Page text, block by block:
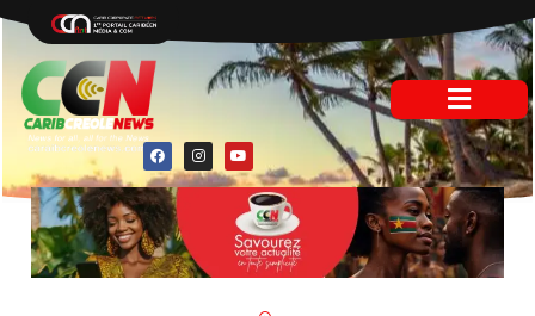
contenu
F
a
c
e
b
o
o
k
I
n
s
t
m
Y
o
u
t
b
e